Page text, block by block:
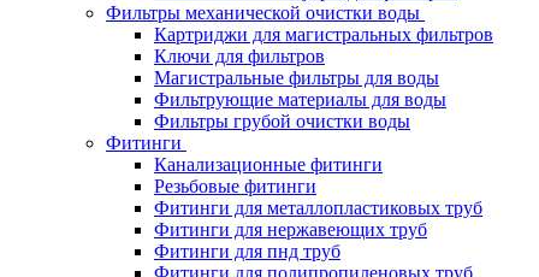
Фильтры механической очистки воды
Картриджи для магистральных фильтров
Ключи для фильтров
Магистральные фильтры для воды
Фильтрующие материалы для воды
Фильтры грубой очистки воды
Фитинги
Канализационные фитинги
Резьбовые фитинги
Фитинги для металлопластиковых труб
Фитинги для нержавеющих труб
Фитинги для пнд труб
Фитинги для полипропиленовых труб